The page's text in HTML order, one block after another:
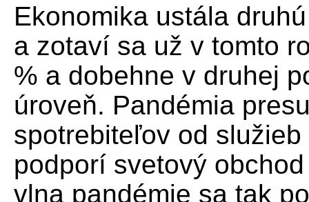
Ekonomika ustála
a zotaví sa už v tomto
% a dobehne v druhej
úroveň. Pandémia
spotrebiteľov od
podporí svetový
vlna pandémie sa tak